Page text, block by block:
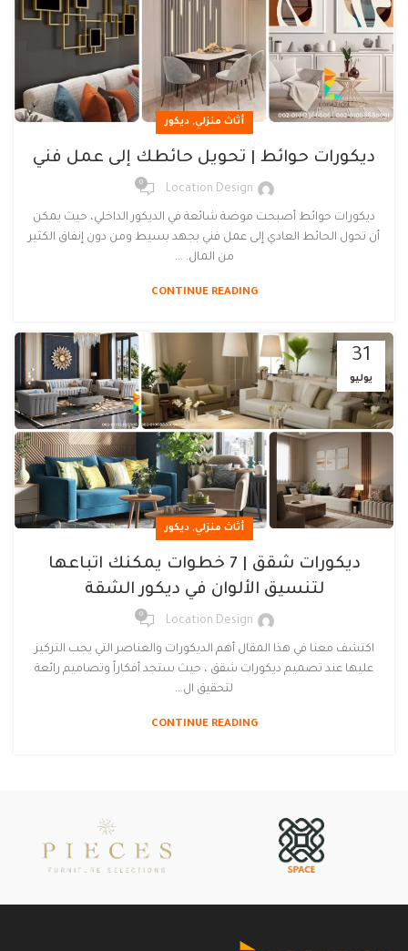
أثاث منزلي, ديكور
ديكورات حوائط | تحويل حائطك إلى عمل فني
Location Design
0
ديكورات حوائط أصبحت موضة شائعة في الديكور الداخلي، حيث يمكن
أن تحول الحائط العادي إلى عمل فني بجهد بسيط ومن دون إنفاق الكثير
من المال. ...
CONTINUE READING
31
يوليو
أثاث منزلي, ديكور
ديكورات شقق | 7 خطوات يمكنك اتباعها
لتنسيق الألوان في ديكور الشقة
Location Design
0
اكتشف معنا في هذا المقال أهم الديكورات والعناصر التي يجب التركيز
عليها عند تصميم ديكورات شقق ، حيث ستجد أفكاراً وتصاميم رائعة
لتحقيق ال...
CONTINUE READING